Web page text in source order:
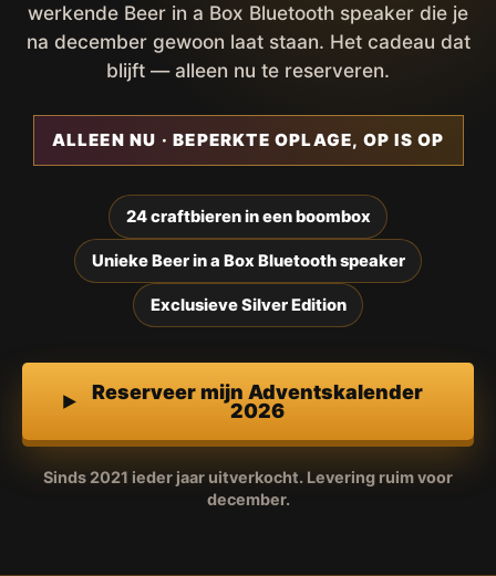
werkende Beer in a Box Bluetooth speaker die je
na december gewoon laat staan. Het cadeau dat
blijft — alleen nu te reserveren.
ALLEEN NU · BEPERKTE OPLAGE, OP IS OP
24 craftbieren in een boombox
Unieke Beer in a Box Bluetooth speaker
Exclusieve Silver Edition
Reserveer mijn Adventskalender
2026
Sinds 2021 ieder jaar uitverkocht. Levering ruim voor
december.